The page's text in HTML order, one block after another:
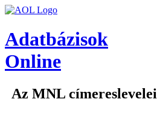
Adatbázisok
Online
Az MNL címereslevelei